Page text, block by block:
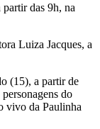
das 9h, na
Luiza Jacques, a
(15), a partir de
do
vivo da Paulinha